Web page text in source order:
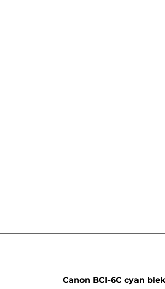
Canon BCI-6C cyan